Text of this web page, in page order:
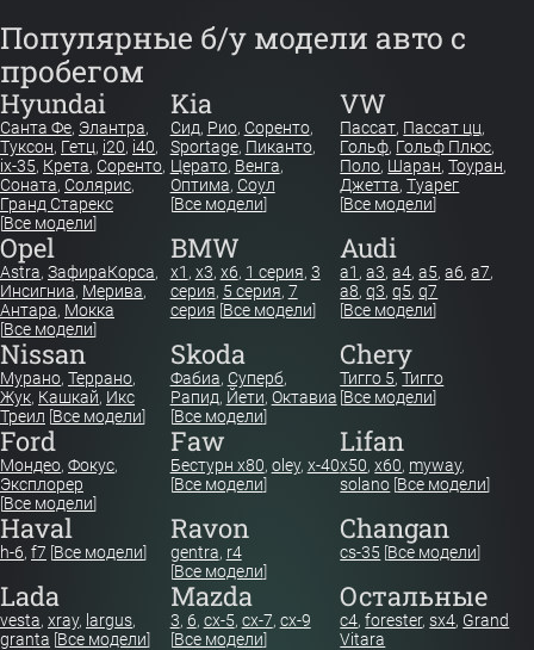
Популярные б/у модели авто с
пробегом
Hyundai
Санта Фе, Элантра,
Туксон, Гетц, i20, i40,
ix-35, Крета, Соренто,
Соната, Солярис,
Гранд Старекс
[Все модели]
Kia
Сид, Рио, Соренто,
Sportage, Пиканто,
Церато, Венга,
Оптима, Соул
[Все модели]
VW
Пассат, Пассат цц,
Гольф, Гольф Плюс,
Поло, Шаран,Тоуран,
Джетта,Туарег
[Все модели]
Opel
Astra, ЗафираКорса,
Инсигниа, Мерива,
Антара, Мокка
[Все модели]
BMW
x1 , x3, x6, 1 серия, 3
серия, 5 серия, 7
серия [Все модели]
Audi
a1 ,a3,a4,a5,a6,a7,
a8,q3,q5,q7
[Все модели]
Nissan
Мурано, Террано,
Жук, Кашкай, Икс
Треил [Все модели]
Skoda
Фабиа, Суперб,
Рапид, Йети, Октавиа
[Все модели]
Chery
Тигго 5,Тигго
[Все модели]
Ford
Мондео, Фокус,
Эксплорер
[Все модели]
Faw
Бестурн х80, oley, x-40
[Все модели]
Lifan
x50,x60, myway,
solano [Все модели]
Haval
h-6, f7 [Все модели]
Ravon
gentra, r4
[Все модели]
Changan
cs-35 [Все модели]
Lada
vesta, xray, largus,
granta [Все модели]
Mazda
3, 6, cx-5, cx-7, cx-9
[Все модели]
Остальные
c4,forester,sx4, Grand
Vitara